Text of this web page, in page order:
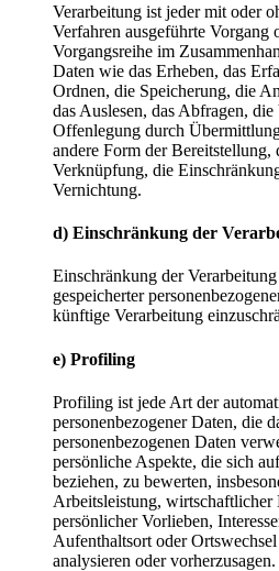
Verarbeitung ist jeder mit oder
Verfahren ausgeführte Vorgang
Vorgangsreihe im
Daten wie das Erheben, das
Ordnen, die Speicherung, die
das Auslesen, das Abfragen,
Offenlegung durch
andere Form der
Verknüpfung, die
Vernichtung.
d) Einschränkung der
Einschränkung der
gespeicherter
künftige Verarbeitung
e) Profiling
Profiling ist jede Art der
personenbezogener Daten, die
personenbezogenen Daten
persönliche Aspekte, die sich
beziehen, zu bewerten,
Arbeitsleistung, wirtschaftlicher
persönlicher Vorlieben,
Aufenthaltsort oder
analysieren oder vorherzusagen.